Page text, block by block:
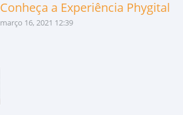
Conheça a Experiência Phygital
março 16, 2021 12:39